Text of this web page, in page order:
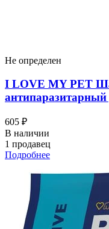
Не определен
I LOVЕ MY PET
605 ₽
В наличии
1 продавец
Подробнее